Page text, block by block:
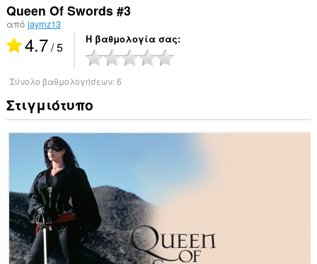
Queen Of Swords #3
από jaymz13
4.7/ 5 Η βαθμολογία σας
Σύνολο βαθμολογήσεων:6
Στιγμιότυπο